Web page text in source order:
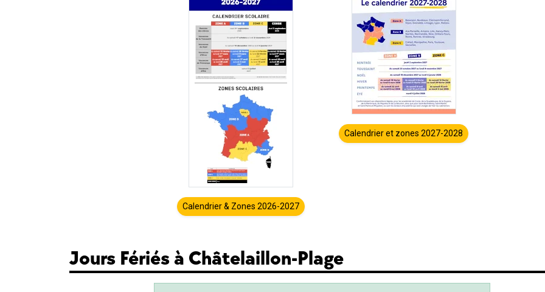
Calendrier & Zones 2026-2027
Calendrier et zones 2027-2028
Jours Fériés à Châtelaillon-Plage